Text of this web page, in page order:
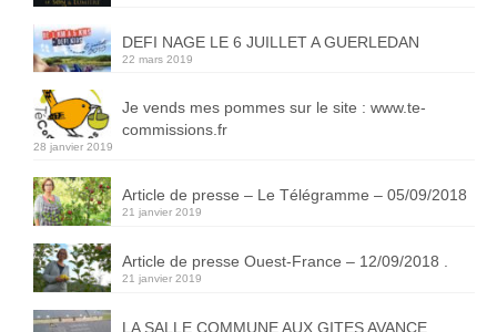
DEFI NAGE LE 6 JUILLET A GUERLEDAN
22 mars 2019
Je vends mes pommes sur le site : www.te-
commissions.fr
28 janvier 2019
Article de presse – Le Télégramme – 05/09/2018
21 janvier 2019
Article de presse Ouest-France – 12/09/2018 .
21 janvier 2019
LA SALLE COMMUNE AUX GITES AVANCE